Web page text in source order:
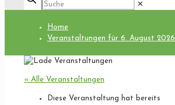
✕
Home
Veranstaltungen für 6. August 2026
« Alle Veranstaltungen
Diese Veranstaltung hat bereits